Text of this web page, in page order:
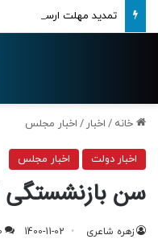
تمدید مهلت ارسال
خانه / اخبار / اخبار مجلس
اخبار دولت اخبار مجلس
سن بازنشستگی
زهره شاعری 1400-11-02